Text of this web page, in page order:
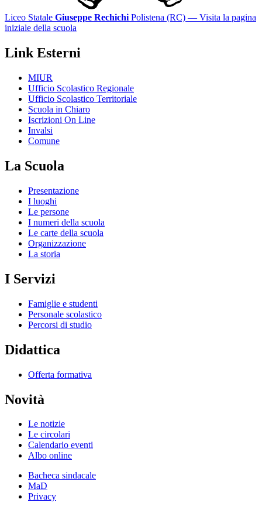
Liceo Statale Giuseppe Rechichi Polistena (RC) — Visita la pagina
iniziale della scuola
Link Esterni
MIUR
Ufficio Scolastico Regionale
Ufficio Scolastico Territoriale
Scuola in Chiaro
Iscrizioni On Line
Invalsi
Comune
La Scuola
Presentazione
I luoghi
Le persone
I numeri della scuola
Le carte della scuola
Organizzazione
La storia
I Servizi
Famiglie e studenti
Personale scolastico
Percorsi di studio
Didattica
Offerta formativa
Novità
Le notizie
Le circolari
Calendario eventi
Albo online
Bacheca sindacale
MaD
Privacy